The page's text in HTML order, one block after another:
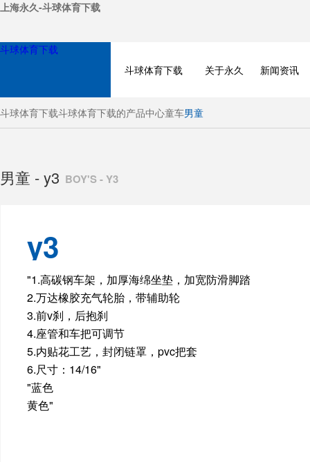
上海永久-斗球体育下载
斗球体育下载
斗球体育下载
关于永久 新闻资讯
斗球体育下载斗球体育下载的产品中心童车男童
BICYCLE
ELECTRIC BIKE
ELECTRIC MOTORCYCLE
TRICYCLE
男童 - y3 BOY'S - Y3
y3
"1.高碳钢车架，加厚海绵坐垫，加宽防滑脚踏
2.万达橡胶充气轮胎，带辅助轮
3.前v刹，后抱刹
4.座管和车把可调节
5.内贴花工艺，封闭链罩，pvc把套
6.尺寸：14/16"
"蓝色
黄色"